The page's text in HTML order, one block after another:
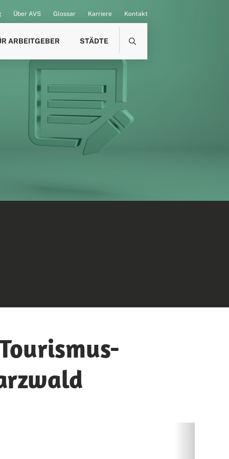
Über AVS Glossar Karriere Kontakt
ARBEITGEBER STÄDTE